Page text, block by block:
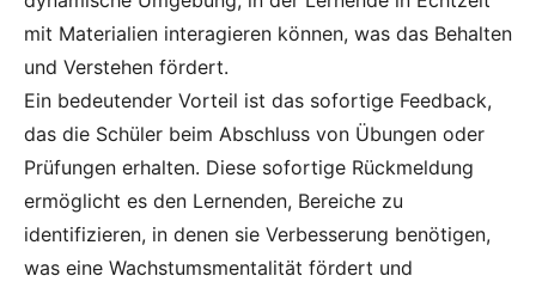
mit Materialien interagieren können, was das Behalten
und Verstehen fördert.
Ein bedeutender Vorteil ist das sofortige Feedback,
das die Schüler beim Abschluss von Übungen oder
Prüfungen erhalten. Diese sofortige Rückmeldung
ermöglicht es den Lernenden, Bereiche zu
identifizieren, in denen sie Verbesserung benötigen,
was eine Wachstumsmentalität fördert und